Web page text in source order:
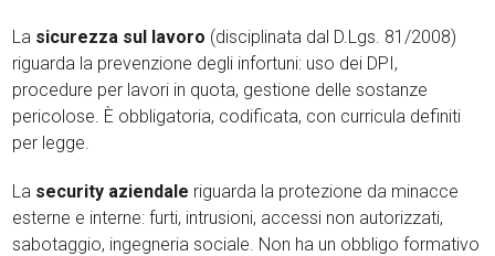
La sicurezza sul lavoro (disciplinata dal D.Lgs. 81/2008)
riguarda la prevenzione degli infortuni: uso dei DPI,
procedure per lavori in quota, gestione delle sostanze
pericolose. È obbligatoria, codificata, con curricula definiti
per legge.
La security aziendale riguarda la protezione da minacce
esterne e interne: furti, intrusioni, accessi non autorizzati,
sabotaggio, ingegneria sociale. Non ha un obbligo formativo